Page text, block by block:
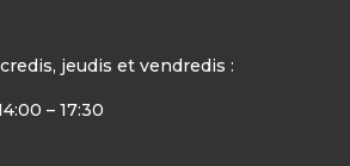
jeudis et vendredis :
– 17:30